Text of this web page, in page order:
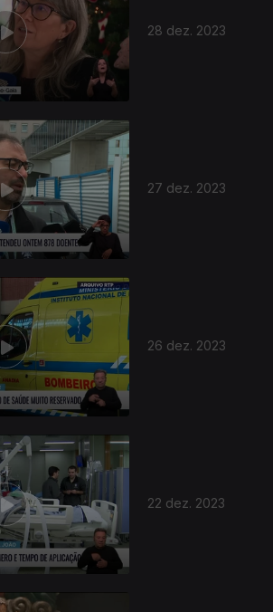
28 dez. 2023
27 dez. 2023
26 dez. 2023
22 dez. 2023